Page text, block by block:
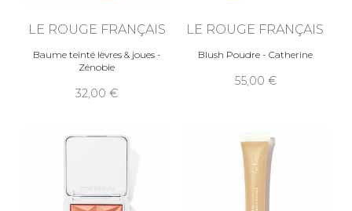
LE ROUGE FRANÇAIS
Baume teinté lèvres & joues -
Zénobie
32,00
LE ROUGE FRANÇAIS
Blush Poudre - Catherine
55,00